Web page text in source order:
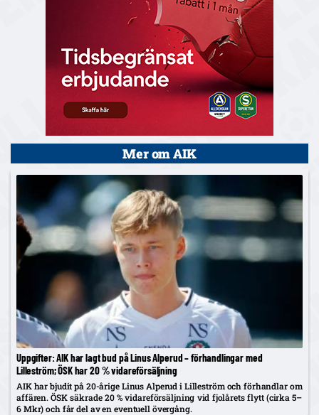
Mer om AIK
Uppgifter: AIK har lagt bud på Linus Alperud – förhandlingar med
Lilleström; ÖSK har 20 % vidareförsäljning
AIK har bjudit på 20-årige Linus Alperud i Lilleström och förhandlar om
affären. ÖSK säkrade 20 % vidareförsäljning vid fjolårets flytt (cirka 5–
6 Mkr) och får del av en eventuell övergång.